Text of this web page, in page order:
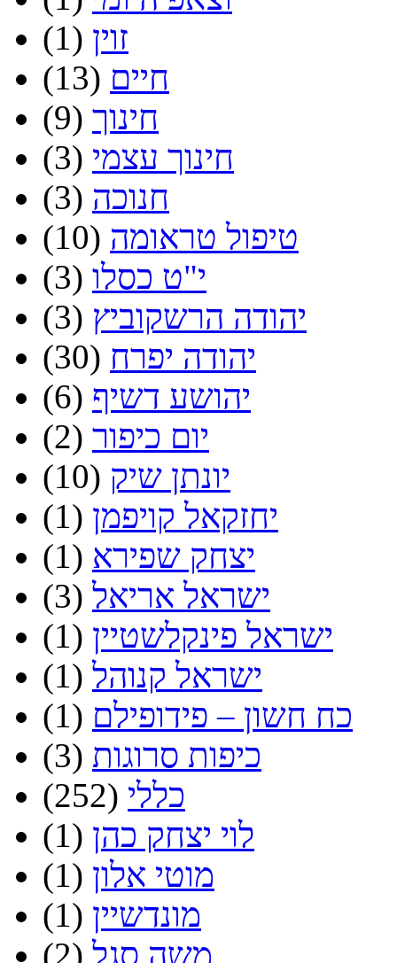
זוין (1)
חיים (13)
חינוך (9)
חינוך עצמי (3)
חנוכה (3)
טיפול טראומה (10)
י"ט כסלו (3)
יהודה הרשקוביץ (3)
יהודה יפרח (30)
יהושע דשיף (6)
יום כיפור (2)
יונתן שיק (10)
יחזקאל קויפמן (1)
יצחק שפירא (1)
ישראל אריאל (3)
ישראל פינקלשטיין (1)
ישראל קנוהל (1)
כח חשון – פידופילם (1)
כיפות סרוגות (3)
כללי (252)
לוי יצחק כהן (1)
מוטי אלון (1)
מונדשיין (1)
משה סגל (2)